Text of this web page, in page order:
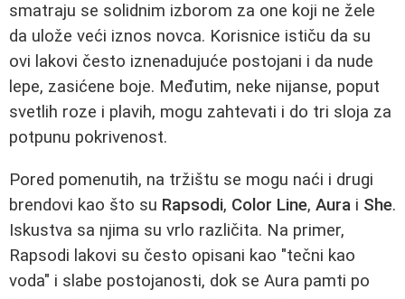
smatraju se solidnim izborom za one koji ne žele
da ulože veći iznos novca. Korisnice ističu da su
ovi lakovi često iznenadujuće postojani i da nude
lepe, zasićene boje. Međutim, neke nijanse, poput
svetlih roze i plavih, mogu zahtevati i do tri sloja za
potpunu pokrivenost.
Pored pomenutih, na tržištu se mogu naći i drugi
brendovi kao što su Rapsodi, Color Line, Aura i She.
Iskustva sa njima su vrlo različita. Na primer,
Rapsodi lakovi su često opisani kao "tečni kao
voda" i slabe postojanosti, dok se Aura pamti po